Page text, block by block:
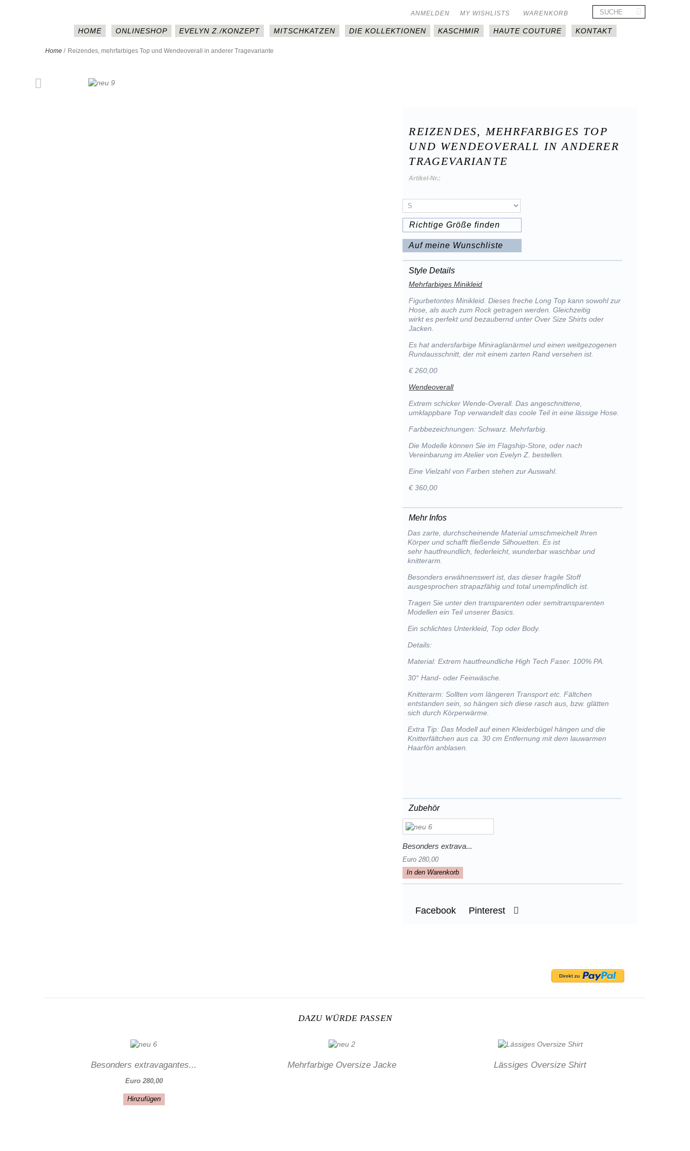
WARENKORB
MY WISHLISTS
ANMELDEN
HOME ONLINESHOP EVELYN Z./KONZEPT MITSCHKATZEN DIE KOLLEKTIONEN KASCHMIR HAUTE COUTURE KONTAKT
Home / Reizendes, mehrfarbiges Top und Wendeoverall in anderer Tragevariante
REIZENDES, MEHRFARBIGES TOP
UND WENDEOVERALL IN ANDERER
TRAGEVARIANTE
Artikel-Nr.:
Richtige Größe finden
Auf meine Wunschliste
Style Details
Mehrfarbiges Minikleid
Figurbetontes Minikleid. Dieses freche Long Top kann sowohl zur
Hose, als auch zum Rock getragen werden. Gleichzeitig
wirkt es perfekt und bezaubernd unter Over Size Shirts oder
Jacken.
Es hat andersfarbige Miniraglanärmel und einen weitgezogenen
Rundausschnitt, der mit einem zarten Rand versehen ist.
€ 260,00
Wendeoverall
Extrem schicker Wende-Overall. Das angeschnittene,
umklappbare Top verwandelt das coole Teil in eine lässige Hose.
Farbbezeichnungen: Schwarz. Mehrfarbig.
Die Modelle können Sie im Flagship-Store, oder nach
Vereinbarung im Atelier von Evelyn Z. bestellen.
Eine Vielzahl von Farben stehen zur Auswahl.
€ 360,00
Mehr Infos
Das zarte, durchscheinende Material umschmeichelt Ihren
Körper und schafft fließende Silhouetten. Es ist
sehr hautfreundlich, federleicht, wunderbar waschbar und
knitterarm.
Besonders erwähnenswert ist, das dieser fragile Stoff
ausgesprochen strapazfähig und total unempfindlich ist.
Tragen Sie unter den transparenten oder semitransparenten
Modellen ein Teil unserer Basics.
Ein schlichtes Unterkleid, Top oder Body.
Details:
Material: Extrem hautfreundliche High Tech Faser. 100% PA.
30° Hand- oder Feinwäsche.
Knitterarm: Sollten vom längeren Transport etc. Fältchen
entstanden sein, so hängen sich diese rasch aus, bzw. glätten
sich durch Körperwärme.
Extra Tip: Das Modell auf einen Kleiderbügel hängen und die
Knitterfältchen aus ca. 30 cm Entfernung mit dem lauwarmen
Haarfön anblasen.
Zubehör
Besonders extrava...
Euro 280,00
In den Warenkorb
Facebook Pinterest
DAZU WÜRDE PASSEN
Besonders extravagantes...
Euro 280,00
Hinzufügen
Mehrfarbige Oversize Jacke Lässiges Oversize Shirt